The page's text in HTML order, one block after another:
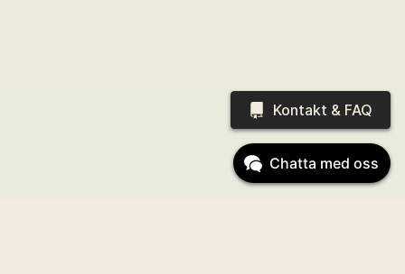
Kontakt & FAQ
Chatta med oss